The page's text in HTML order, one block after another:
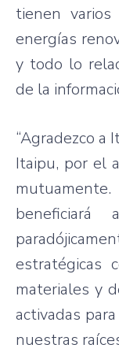
tienen varios
energías
y todo lo
de la
“Agradezco a
Itaipu, por el
estratégicas
materiales y
activadas
nuestras